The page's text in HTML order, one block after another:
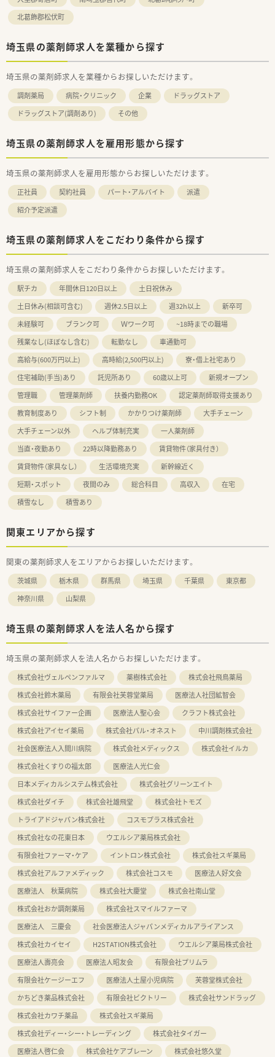
北葛飾郡松伏町
埼玉県の薬剤師求人を業種から探す
埼玉県の薬剤師求人を業種からお探しいただけます。
調剤薬局 病院・クリニック 企業
ドラッグストア
ドラッグストア(調剤あり)
その他
埼玉県の薬剤師求人を雇用形態から探す
埼玉県の薬剤師求人を雇用形態からお探しいただけます。
正社員 契約社員 パート・アルバイト
派遣
紹介予定派遣
埼玉県の薬剤師求人をこだわり条件から探す
埼玉県の薬剤師求人をこだわり条件からお探しいただけます。
駅チカ 年間休日120日以上
土日祝休み
土日休み(相談可含む)
週休2.5日以上 週32h以上
新卒可
未経験可
ブランク可 Ｗワーク可
~18時までの職場
残業なし(ほぼなし含む)
転勤なし
車通勤可
高給与(600万円以上)
高時給(2,500円以上)
寮・借上社宅あり
住宅補助(手当)あり
託児所あり 60歳以上可
新規オープン
管理職
管理薬剤師 扶養内勤務OK
認定薬剤師取得支援あり
教育制度あり
シフト制 かかりつけ薬剤師
大手チェーン
大手チェーン以外
ヘルプ体制充実
一人薬剤師
当直・夜勤あり
22時以降勤務あり
賃貸物件（家具付き）
賃貸物件（家具なし）
生活環境充実
新幹線近く
短期・スポット
夜間のみ 総合科目 高収入
在宅
積雪なし
積雪あり
関東エリアから探す
関東の薬剤師求人をエリアからお探しいただけます。
茨城県 栃木県 群馬県 埼玉県 千葉県
東京都
神奈川県
山梨県
埼玉県の薬剤師求人を法人名から探す
埼玉県の薬剤師求人を法人名からお探しいただけます。
株式会社ヴェルペンファルマ 薬樹株式会社
株式会社飛鳥薬局
株式会社鈴木薬局
有限会社芙蓉堂薬局
医療法人社団絋智会
株式会社サイファー企画
医療法人聖心会
クラフト株式会社
株式会社アイセイ薬局
株式会社パル・オネスト
中川調剤株式会社
社会医療法人入間川病院
株式会社メディックス
株式会社イルカ
株式会社くすりの福太郎
医療法人光仁会
日本メディカルシステム株式会社
株式会社グリーンエイト
株式会社ダイチ
株式会社雄飛堂
株式会社トモズ
トライアドジャパン株式会社
コスモプラス株式会社
株式会社なの花東日本
ウエルシア薬局株式会社
有限会社ファーマ・ケア
イントロン株式会社
株式会社スギ薬局
株式会社アルファメディック
株式会社コスモ
医療法人好文会
医療法人 秋葉病院
株式会社大慶堂
株式会社南山堂
株式会社おか調剤薬局
株式会社スマイルファーマ
医療法人 三慶会
社会医療法人ジャパンメディカルアライアンス
株式会社カイセイ
H2STATION株式会社
ウエルシア薬局株式会社
医療法人壽亮会
医療法人昭友会
有限会社プリムラ
有限会社ケージーエフ
医療法人土屋小児病院
芙蓉堂株式会社
かちどき薬品株式会社
有限会社ビクトリー
株式会社サンドラッグ
株式会社カワチ薬品
株式会社スギ薬局
株式会社ディー・シー・トレーディング
株式会社タイガー
医療法人啓仁会
株式会社ケアブレーン
株式会社悠久堂